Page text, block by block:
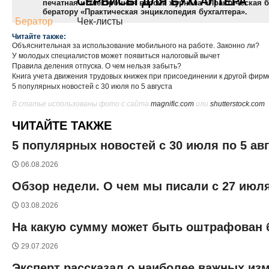
Бератор Чек-листы
печатная и электронная версии журнала «Практическая
бератору «Практическая энциклопедия бухгалтера».
Читайте также:
Объяснительная за использование мобильного на работе. Законно ли?
У молодых специалистов может появиться налоговый вычет
Правила деления отпуска. О чем нельзя забыть?
Книга учета движения трудовых книжек при присоединении к другой
5 популярных новостей с 30 июля по 5 августа
В статье использованы фото с сайта magnific.com или shutterstock.com
ЧИТАЙТЕ ТАКЖЕ
5 популярных новостей с 30 июля по 5
06.08.2026
Обзор недели. О чем мы писали с 27 июля
03.08.2026
На какую сумму может быть оштрафован
29.07.2026